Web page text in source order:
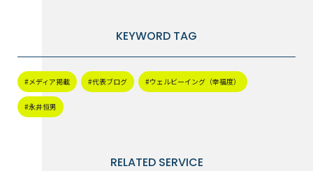
KEYWORD TAG
#メディア掲載 #代表ブログ #ウェルビーイング（幸福度）
#永井恒男
RELATED SERVICE